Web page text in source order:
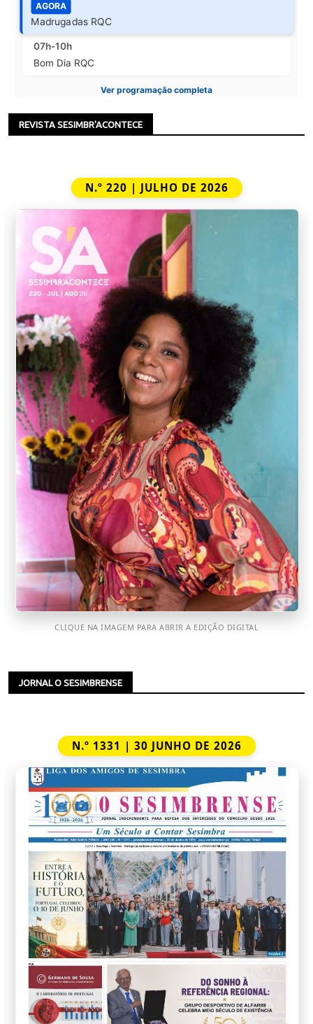
AGORA
Madrugadas RQC
07h-10h
Bom Dia RQC
Ver programação completa
REVISTA SESIMBR'ACONTECE
N.º 220 | JULHO DE 2026
CLIQUE NA IMAGEM PARA ABRIR A EDIÇÃO DIGITAL
JORNAL O SESIMBRENSE
N.º 1331 | 30 JUNHO DE 2026